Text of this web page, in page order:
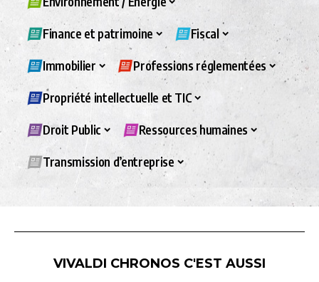
Finance et patrimoine Fiscal
Immobilier Professions réglementées
Propriété intellectuelle et TIC
Droit Public Ressources humaines
Transmission d’entreprise
VIVALDI CHRONOS C'EST AUSSI